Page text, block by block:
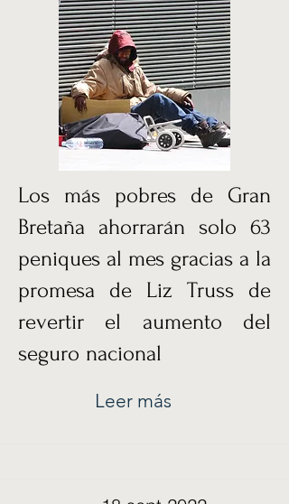
Los más pobres de Gran
Bretaña ahorrarán solo 63
peniques al mes gracias a la
promesa de Liz Truss de
revertir el aumento del
seguro nacional
Leer más